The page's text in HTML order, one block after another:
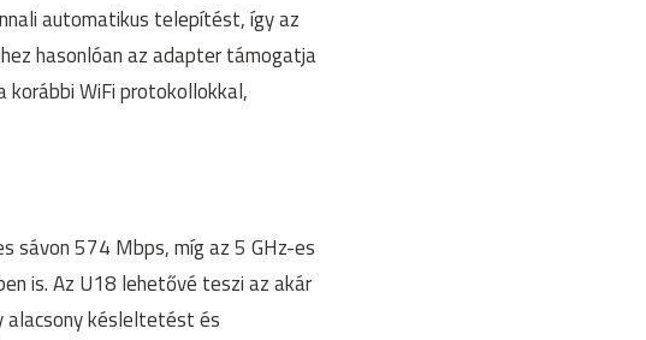
automatikus telepítést, így az
hasonlóan az adapter támogatja
WiFi protokollokkal,
sávon 574 Mbps, míg az 5 GHz-es
is. Az U18 lehetővé teszi az akár
alacsony késleltetést és